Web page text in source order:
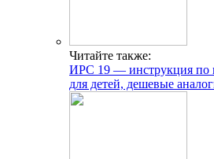
Читайте также:
ИРС 19 — инструкция по
для детей, дешевые